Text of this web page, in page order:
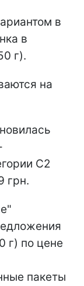
в
в
г).
на
С2
грн.
г) по цене
пакеты